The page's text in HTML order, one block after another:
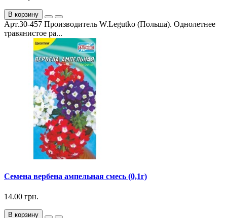
В корзину
Арт.30-457 Производитель W.Legutko (Польша). Однолетнее
травянистое ра...
Семена вербена ампельная смесь (0,1г)
14.00 грн.
В корзину